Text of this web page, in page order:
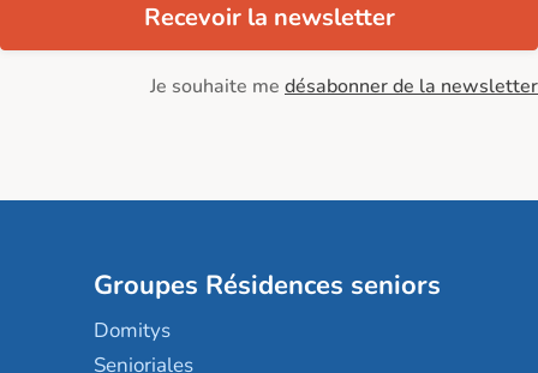
Recevoir la newsletter
Je souhaite me désabonner de la newsletter
Groupes Résidences seniors
Domitys
Senioriales